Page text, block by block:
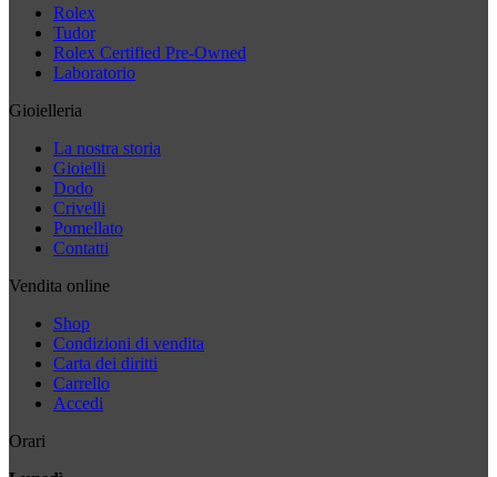
Rolex
Tudor
Rolex Certified Pre-Owned
Laboratorio
Gioielleria
La nostra storia
Gioielli
Dodo
Crivelli
Pomellato
Contatti
Vendita online
Shop
Condizioni di vendita
Carta dei diritti
Carrello
Accedi
Orari